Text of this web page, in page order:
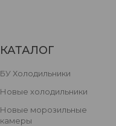
КАТАЛОГ
БУ Холодильники
Новые холодильники
Новые морозильные
камеры